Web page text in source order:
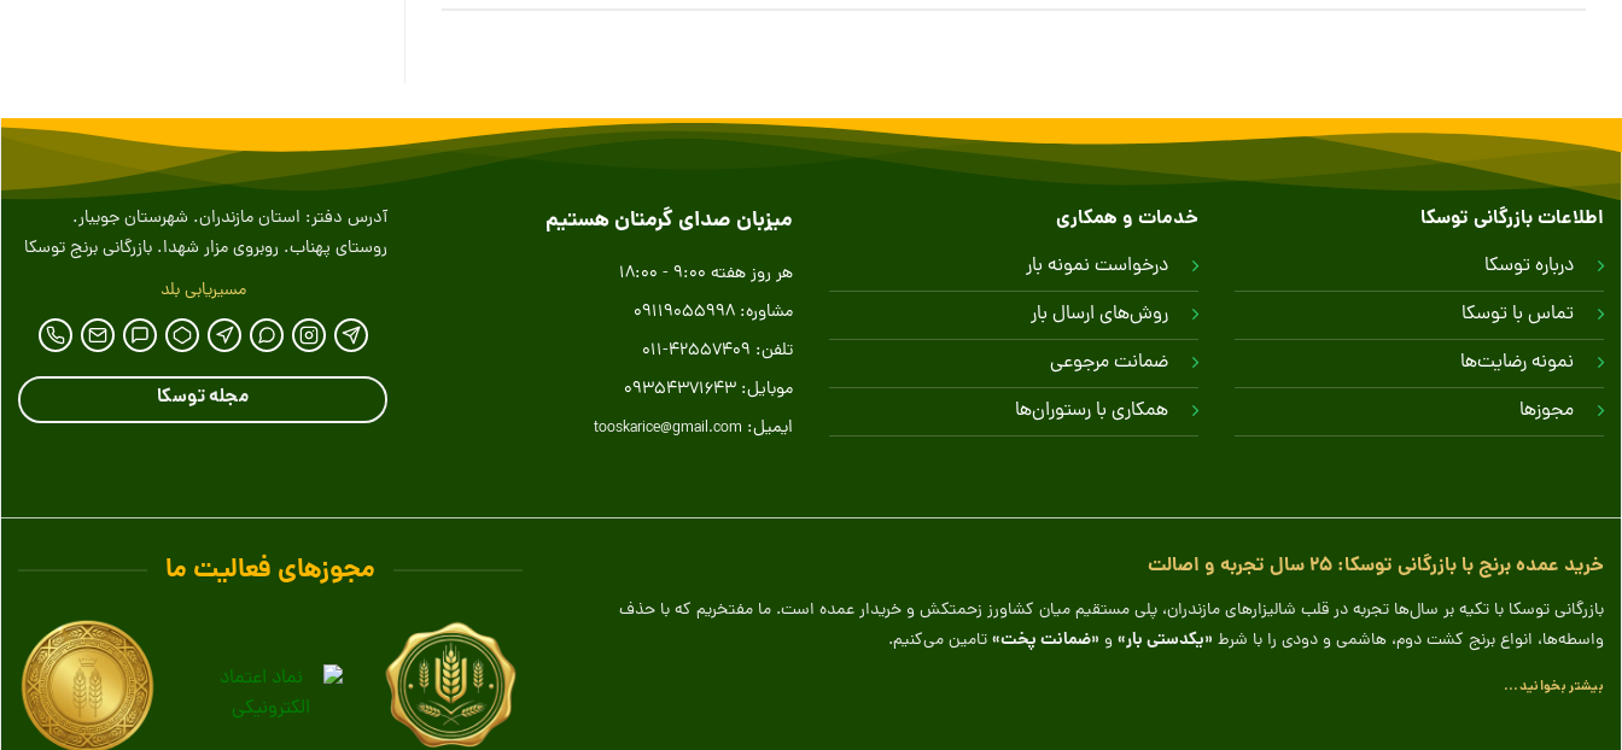
اطلاعات بازرگانی توسکا
درباره توسکا
تماس با توسکا
نمونه رضایت‌ها
مجوزها
خدمات و همکاری
درخواست نمونه بار
روش‌های ارسال بار
ضمانت مرجوعی
همکاری با رستوران‌ها
میزبان صدای گرمتان هستیم
هر روز هفته 9:00 - 18:00
مشاوره: 09119055998
تلفن: 42557409-011
موبایل: 09354371643
ایمیل: tooskarice@gmail.com
آدرس دفتر: استان مازندران. شهرستان جویبار.
روستای پهناب. روبروی مزار شهدا. بازرگانی برنج توسکا
مسیریابی بلد
مجله توسکا
خرید عمده برنج با بازرگانی توسکا: ۲۵ سال تجربه و اصالت
بازرگانی توسکا با تکیه بر سال‌ها تجربه در قلب شالیزارهای مازندران، پلی مستقیم میان کشاورز زحمتکش و خریدار عمده است. ما مفتخریم که با حذف
واسطه‌ها، انواع برنج کشت دوم، هاشمی و دودی را با شرط «یکدستی بار»و «ضمانت پخت»تامین می‌کنیم.
بیشتر بخوانید...
مجوزهای فعالیت ما